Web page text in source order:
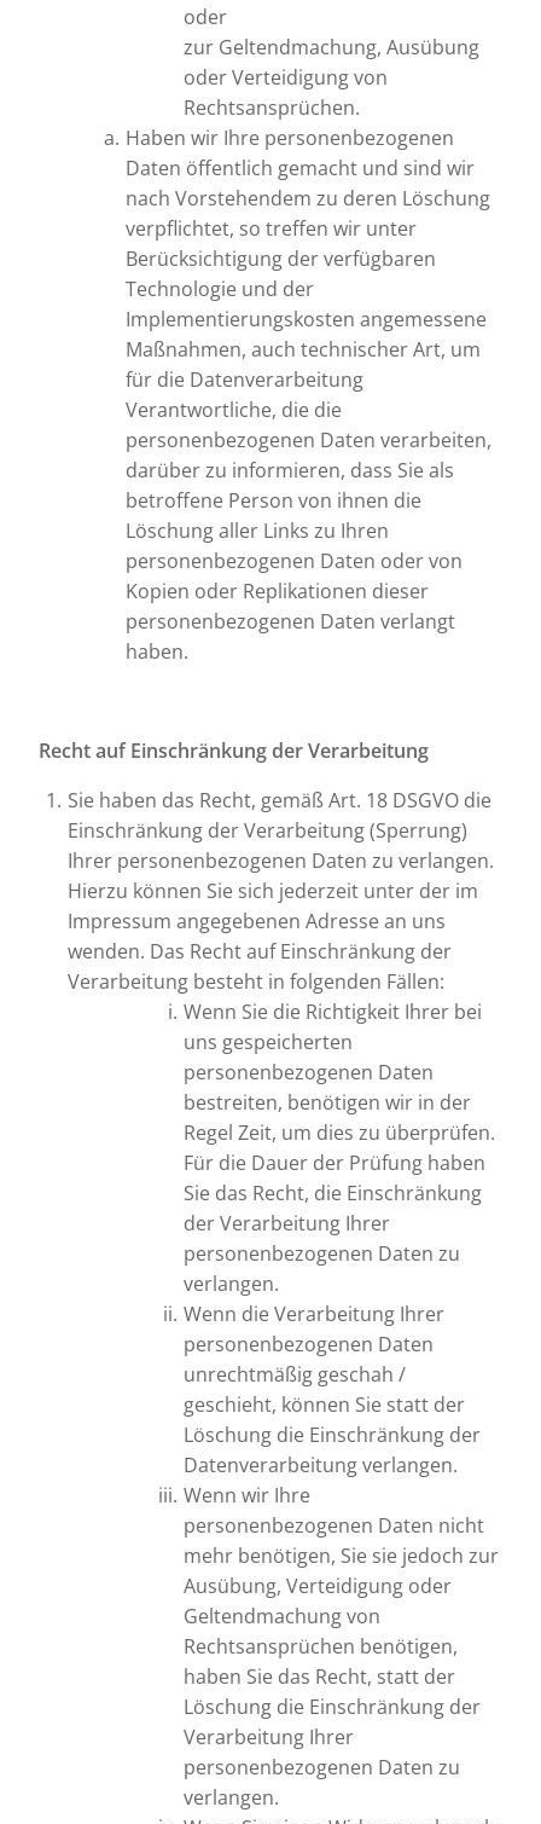
oder
zur Geltendmachung, Ausübung
oder Verteidigung von
Rechtsansprüchen.
Haben wir Ihre personenbezogenen
Daten öffentlich gemacht und sind wir
nach Vorstehendem zu deren Löschung
verpflichtet, so treffen wir unter
Berücksichtigung der verfügbaren
Technologie und der
Implementierungskosten angemessene
Maßnahmen, auch technischer Art, um
für die Datenverarbeitung
Verantwortliche, die die
personenbezogenen Daten verarbeiten,
darüber zu informieren, dass Sie als
betroffene Person von ihnen die
Löschung aller Links zu Ihren
personenbezogenen Daten oder von
Kopien oder Replikationen dieser
personenbezogenen Daten verlangt
haben.
Recht auf Einschränkung der Verarbeitung
Sie haben das Recht, gemäß Art. 18 DSGVO die
Einschränkung der Verarbeitung (Sperrung)
Ihrer personenbezogenen Daten zu verlangen.
Hierzu können Sie sich jederzeit unter der im
Impressum angegebenen Adresse an uns
wenden. Das Recht auf Einschränkung der
Verarbeitung besteht in folgenden Fällen:
Wenn Sie die Richtigkeit Ihrer bei
uns gespeicherten
personenbezogenen Daten
bestreiten, benötigen wir in der
Regel Zeit, um dies zu überprüfen.
Für die Dauer der Prüfung haben
Sie das Recht, die Einschränkung
der Verarbeitung Ihrer
personenbezogenen Daten zu
verlangen.
Wenn die Verarbeitung Ihrer
personenbezogenen Daten
unrechtmäßig geschah /
geschieht, können Sie statt der
Löschung die Einschränkung der
Datenverarbeitung verlangen.
Wenn wir Ihre
personenbezogenen Daten nicht
mehr benötigen, Sie sie jedoch zur
Ausübung, Verteidigung oder
Geltendmachung von
Rechtsansprüchen benötigen,
haben Sie das Recht, statt der
Löschung die Einschränkung der
Verarbeitung Ihrer
personenbezogenen Daten zu
verlangen.